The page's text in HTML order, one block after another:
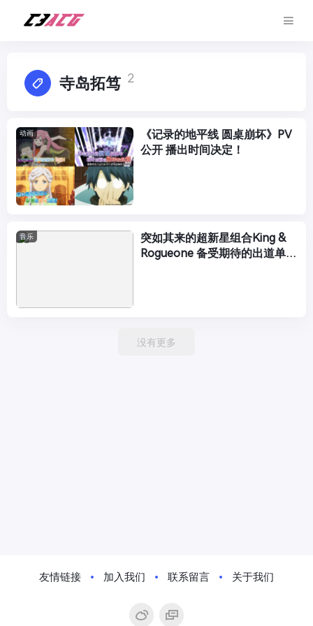
寺岛拓笃 2
动画
《记录的地平线 圆桌崩坏》PV
公开 播出时间决定！
音乐
突如其来的超新星组合King &
Rogueone 备受期待的出道单曲
没有更多
友情链接 加入我们 联系留言 关于我们